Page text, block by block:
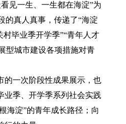
见一生、一生都在海淀”为
的真人真事，传递了“海淀
毕业季开学季”“青年人才
型城市建设各项措施对青
一次阶段性成果展示，也
业季、开学季系列社会实践
海淀”的青年成长路径；向